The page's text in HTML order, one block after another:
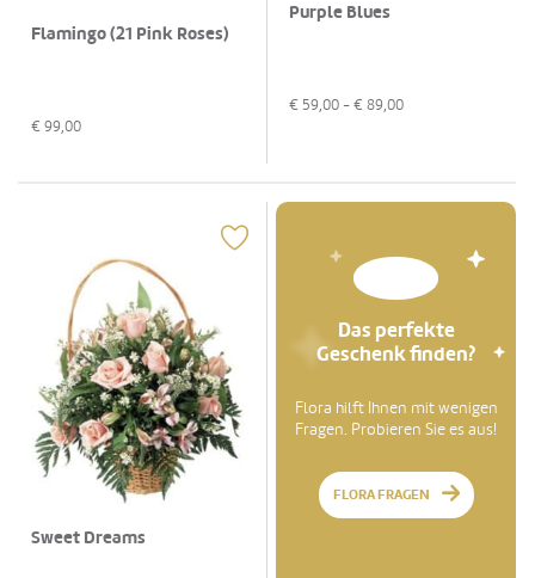
Flamingo (21 Pink Roses)
€ 99,00
Purple Blues
€ 59,00 - € 89,00
Sweet Dreams
Das perfekte
Geschenk finden?
Flora hilft Ihnen mit wenigen
Fragen. Probieren Sie es aus!
FLORA FRAGEN